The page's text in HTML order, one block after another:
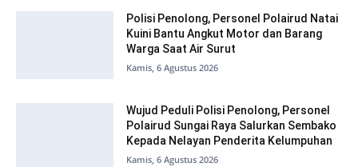
Polisi Penolong, Personel Polairud Natai
Kuini Bantu Angkut Motor dan Barang
Warga Saat Air Surut
Kamis, 6 Agustus 2026
Wujud Peduli Polisi Penolong, Personel
Polairud Sungai Raya Salurkan Sembako
Kepada Nelayan Penderita Kelumpuhan
Kamis, 6 Agustus 2026